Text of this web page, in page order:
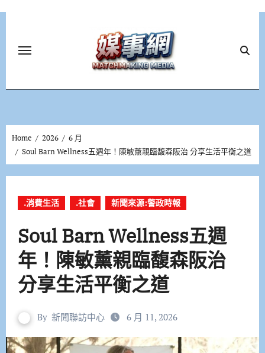
Home 2026
6 月
Soul Barn Wellness五週年！陳敏薰親臨馥森阪治 分享生活平衡之道
.消費生活 .社會 新聞來源:警政時報
Soul Barn Wellness五週
年！陳敏薰親臨馥森阪治
分享生活平衡之道
By 新聞聯訪中心 6 月 11, 2026